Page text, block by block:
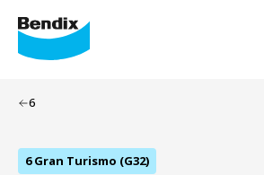
6
6 Gran Turismo (G32)